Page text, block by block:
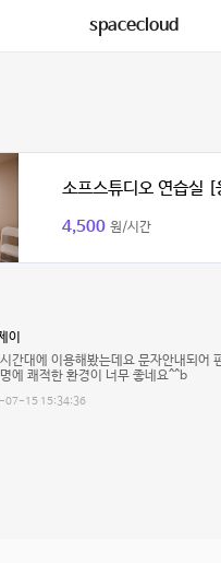
spacecloud
소프스튜디오 연습실 [
4,500 원/시간
이
간대에 이용해봤는데요 문자안내되어
에 쾌적한 환경이 너무 좋네요^^b
07-15 15:34:36